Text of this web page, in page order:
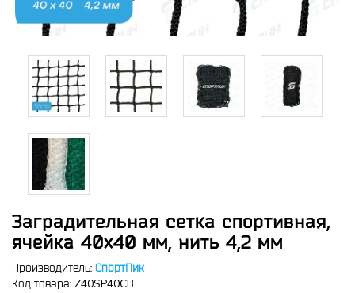
Заградительная сетка спортивная,
ячейка 40x40 мм, нить 4,2 мм
Производитель: СпортПик
Код товара: Z40SP40CB